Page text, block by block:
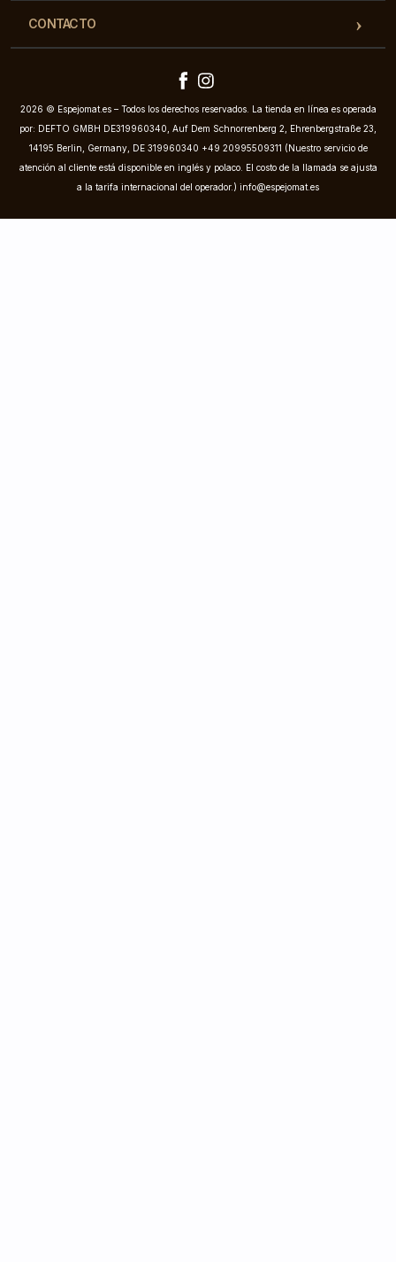
CONTACTO
2026 © Espejomat.es – Todos los derechos reservados. La tienda en línea es operada
por: DEFTO GMBH DE319960340, Auf Dem Schnorrenberg 2, Ehrenbergstraße 23,
14195 Berlin, Germany, DE 319960340 +49 20995509311 (Nuestro servicio de
atención al cliente está disponible en inglés y polaco. El costo de la llamada se ajusta
a la tarifa internacional del operador.) info@espejomat.es